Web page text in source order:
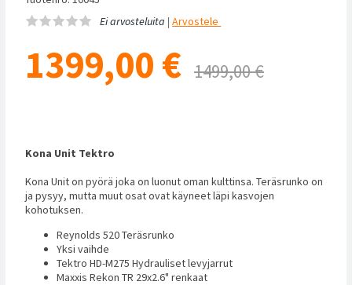
Ei arvosteluita |Arvostele
1399,00 € 1499,00 €
Kona Unit Tektro
Kona Unit on pyörä joka on luonut oman kulttinsa. Teräsrunko on
ja pysyy, mutta muut osat ovat käyneet läpi kasvojen
kohotuksen.
Reynolds 520 Teräsrunko
Yksi vaihde
Tektro HD-M275 Hydrauliset levyjarrut
Maxxis Rekon TR 29x2.6" renkaat